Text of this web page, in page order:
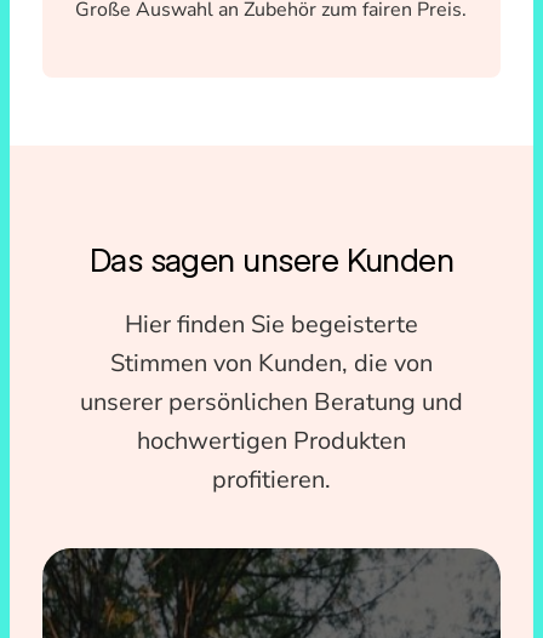
Große Auswahl an Zubehör zum fairen Preis.
Das sagen unsere Kunden
Hier finden Sie begeisterte
Stimmen von Kunden, die von
unserer persönlichen Beratung und
hochwertigen Produkten
profitieren.